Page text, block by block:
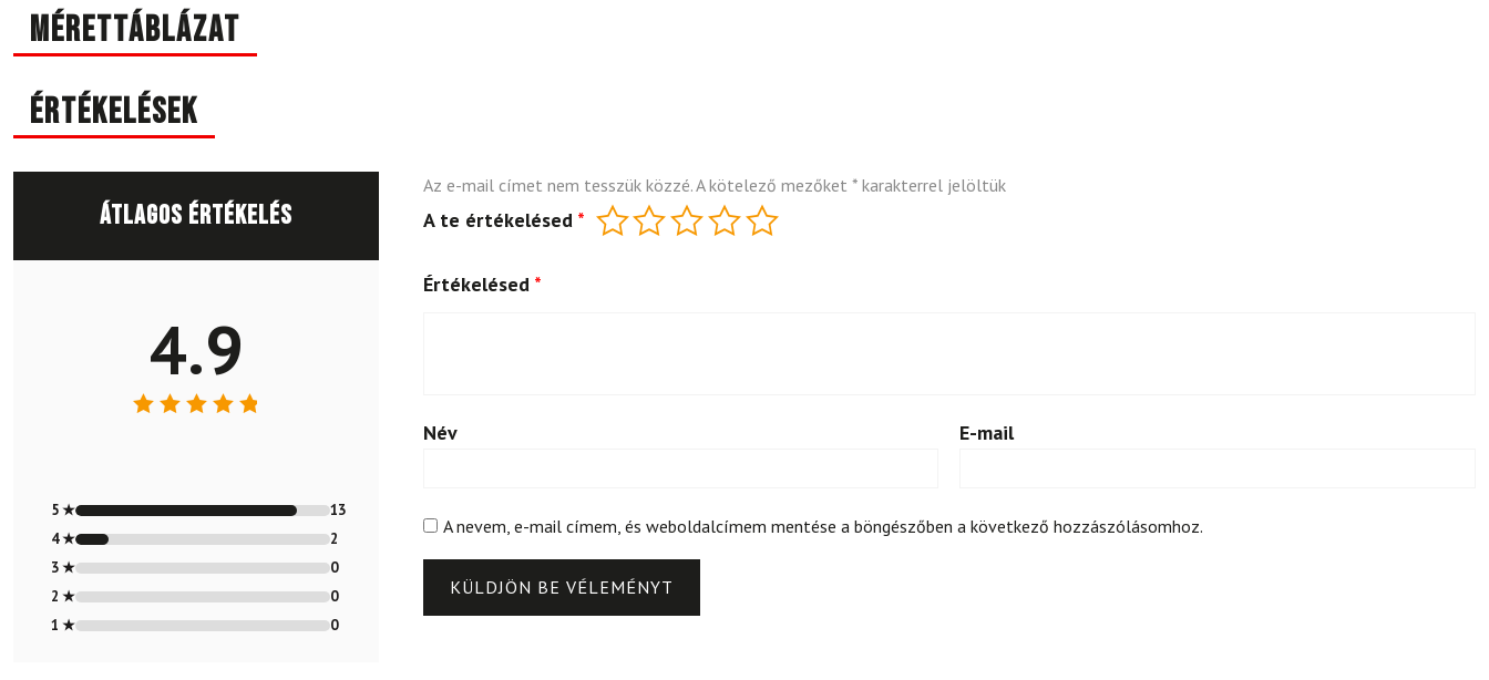
Mérettáblázat
Értékelések
Átlagos értékelés
4.9
5 ★
13
4 ★
2
3 ★
0
2 ★
0
1 ★
0
Az e-mail címet nem tesszük közzé.A kötelező mezőket *karakterrel jelöltük
A te értékelésed *
Értékelésed *
Név E-mail
A nevem, e-mail címem, és weboldalcímem mentése a böngészőben a következő hozzászólásomhoz.